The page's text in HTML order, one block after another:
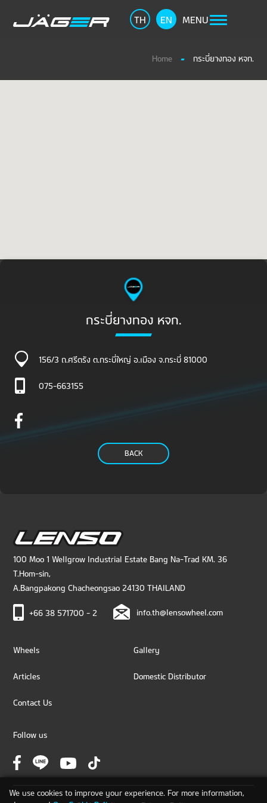
TH EN MENU
Home กระบี่ยางทอง หจก.
กระบี่ยางทอง หจก.
156/3 ถ.ศรีตรัง ต.กระบี่ใหญ่ อ.เมือง จ.กระบี่ 81000
075-663155
BACK
100 Moo 1 Wellgrow Industrial Estate Bang Na-Trad KM. 36
T.Hom-sin,
A.Bangpakong Chacheongsao 24130 THAILAND
+66 38 571700 - 2 info.th@lensowheel.com
Wheels Gallery
Articles Domestic Distributor
Contact Us
Follow us
We use cookies to improve your experience. For more information,